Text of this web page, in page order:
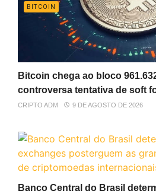
BITCOIN
Bitcoin chega ao bloco
controversa tentativa de soft
CRIPTO ADM 9 DE AGOSTO DE 2026
Banco Central do Brasil